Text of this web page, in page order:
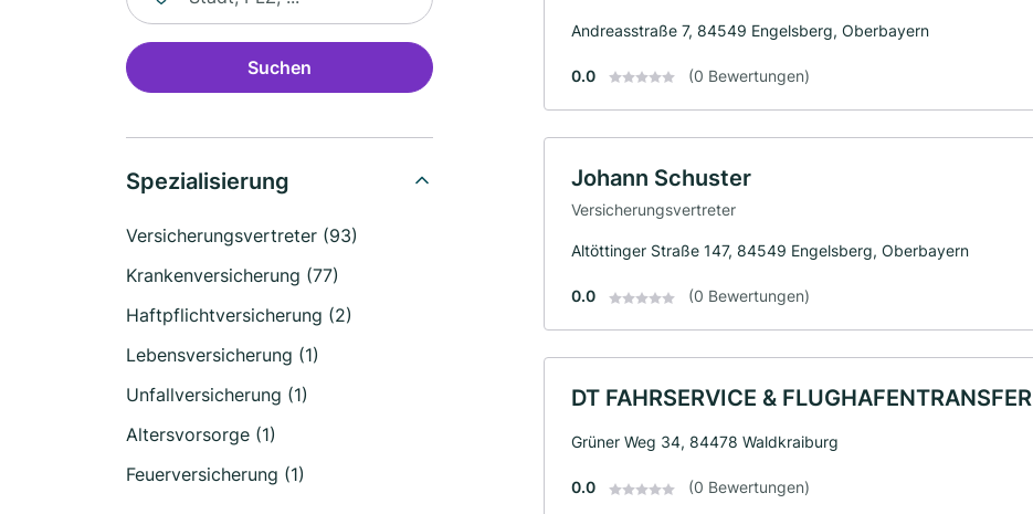
Suchen
Spezialisierung
Versicherungsvertreter (93)
Krankenversicherung (77)
Haftpflichtversicherung (2)
Lebensversicherung (1)
Unfallversicherung (1)
Altersvorsorge (1)
Feuerversicherung (1)
Andreasstraße 7, 84549 Engelsberg, Oberbayern
0.0 (0 Bewertungen)
Johann Schuster
Versicherungsvertreter
Altöttinger Straße 147, 84549 Engelsberg, Oberbayern
0.0 (0 Bewertungen)
DT FAHRSERVICE & FLUGHAFENTRANSFER
Grüner Weg 34, 84478 Waldkraiburg
0.0 (0 Bewertungen)